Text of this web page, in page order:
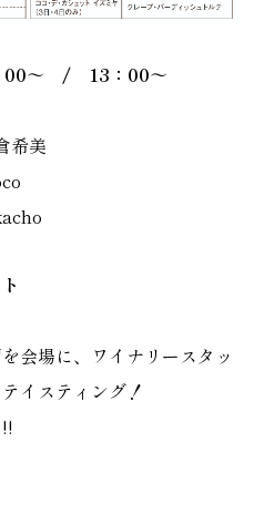
00～ / 13：00～
美
会場に、ワイナリースタッ
イスティング！